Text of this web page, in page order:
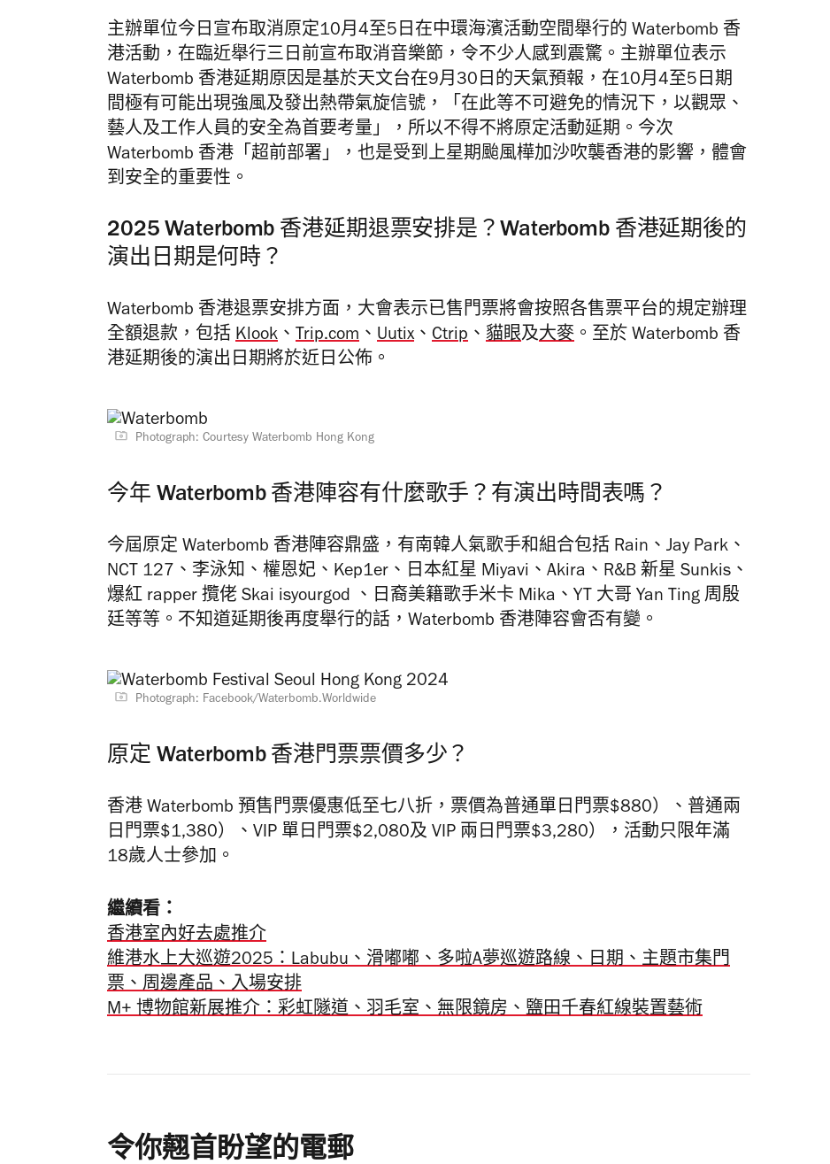
主辦單位今日宣布取消原定10月4至5日在中環海濱活動空間舉行的 Waterbomb 香
港活動，在臨近舉行三日前宣布取消音樂節，令不少人感到震驚。主辦單位表示
Waterbomb 香港延期原因是基於天文台在9月30日的天氣預報，在10月4至5日期
間極有可能出現強風及發出熱帶氣旋信號，「在此等不可避免的情況下，以觀眾、
藝人及工作人員的安全為首要考量」，所以不得不將原定活動延期。今次
Waterbomb 香港「超前部署」，也是受到上星期颱風樺加沙吹襲香港的影響，體會
到安全的重要性。
2025 Waterbomb 香港延期退票安排是？Waterbomb 香港延期後的
演出日期是何時？
Waterbomb 香港退票安排方面，大會表示已售門票將會按照各售票平台的規定辦理
全額退款，包括 Klook 、 Trip.com 、 Uutix、 Ctrip 、 貓眼及大麥 。至於 Waterbomb 香
港延期後的演出日期將於近日公佈。
Photograph: Courtesy Waterbomb Hong Kong
今年 Waterbomb 香港陣容有什麼歌手？有演出時間表嗎？
今屆原定 Waterbomb 香港陣容鼎盛，有南韓人氣歌手和組合包括 Rain、Jay Park、
NCT 127、李泳知、權恩妃、Kep1er、日本紅星 Miyavi、Akira、R&B 新星 Sunkis、
爆紅 rapper 攬佬 Skai isyourgod 、日裔美籍歌手米卡 Mika、YT 大哥 Yan Ting 周殷
廷等等 。不知道延期後再度舉行的話，Waterbomb 香港陣容會否有變。
Photograph: Facebook/Waterbomb.Worldwide
原定 Waterbomb 香港門票票價多少？
香港 Waterbomb 預售門票優惠低至七八折，票價為普通單日門票$880）、普通兩
日門票$1,380）、VIP 單日門票$2,080及 VIP 兩日門票$3,280），活動只限年滿
18歲人士參加。
繼續看：
香港室內好去處推介
維港水上大巡遊2025：Labubu、滑嘟嘟、多啦A夢巡遊路線、日期、主題市集門
票、周邊產品、入場安排
M+ 博物館新展推介：彩虹隧道、羽毛室、無限鏡房、鹽田千春紅線裝置藝術
令你翹首盼望的電郵